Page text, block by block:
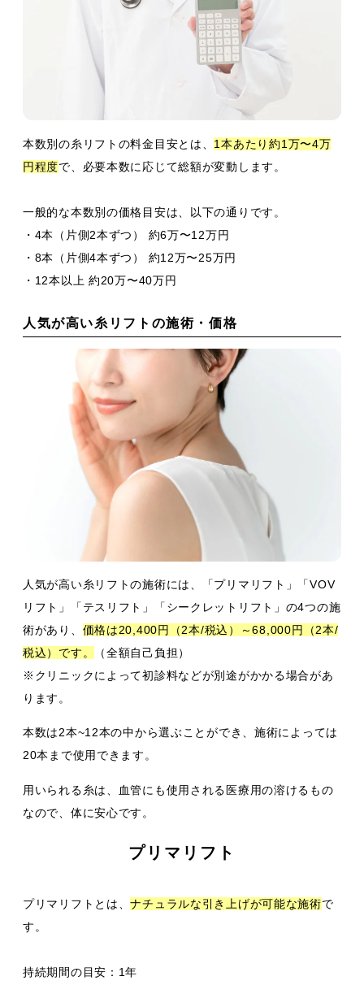
本数別の糸リフトの料金目安とは、 1本あたり約1万〜4万
円程度で、必要本数に応じて総額が変動します。
一般的な本数別の価格目安は、以下の通りです。
・4本（片側2本ずつ） 約6万〜12万円
・8本（片側4本ずつ） 約12万〜25万円
・12本以上 約20万〜40万円
人気が高い糸リフトの施術・価格
人気が高い糸リフトの施術には、「プリマリフト」「VOV
リフト」「テスリフト」「シークレットリフト」の4つの施
術があり、 価格は20,400円（2本/税込）～68,000円（2本/
税込）です。
（全額自己負担）
※クリニックによって初診料などが別途がかかる場合があ
ります。
本数は2本~12本の中から選ぶことができ、施術によっては
20本まで使用できます。
用いられる糸は、血管にも使用される医療用の溶けるもの
なので、体に安心です。
プリマリフト
プリマリフトとは、ナチュラルな引き上げが可能な施術で
す。
持続期間の目安：1年